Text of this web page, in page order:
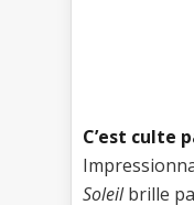
C’est culte
Soleilbrille